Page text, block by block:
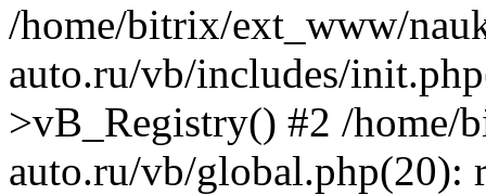
/home/bitrix/ext_www/
auto.ru/vb/includes/
>vB_Registry() #2 /home/
auto.ru/vb/global.php(20):